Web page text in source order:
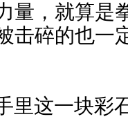
量，就算是
击碎的也一
里这一块彩